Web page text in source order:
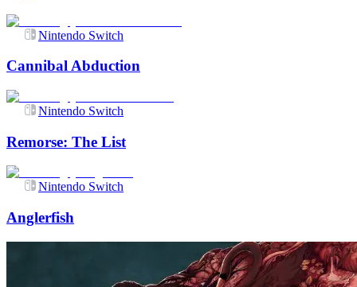
Nintendo Switch
Cannibal Abduction
Nintendo Switch
Remorse: The List
Nintendo Switch
Anglerfish